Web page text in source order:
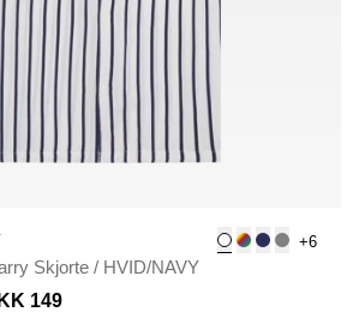
+6
Skjorte / HVID/NAVY
149